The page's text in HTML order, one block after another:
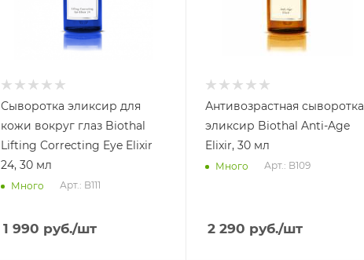
Сыворотка эликсир для
кожи вокруг глаз Biothal
Lifting Correcting Eye Elixir
24, 30 мл
Много Арт.: B111
1 990 руб./шт
Антивозрастная сыворотка
эликсир Biothal Anti-Age
Elixir, 30 мл
Много Арт.: B109
2 290 руб./шт